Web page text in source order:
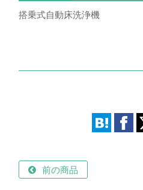
搭乗式自動床洗浄機
前の商品